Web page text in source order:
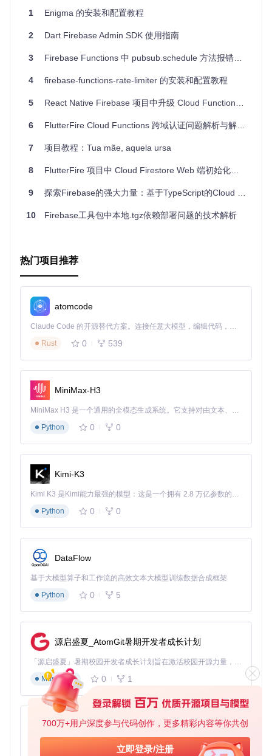
700万+用户深度参与代码创作，更多精彩内容等你共创
立即登录/注册
的变化，自动处理数据更新。
作出反应。
作。
：在用户注册、登录等认证事件
发生时执行代码。
Storage Triggers：文件上传到Firebase Storage时进行处
在不断增加新特性。
认证等多种触发器。
Dart到JavaScript的无缝转换
：借助Dart的编译能力和bui
工具，可以将Dart代码轻松转化为Node.js可执
便处理请求体。
的编程风格来开发Firebase Cloud Functions，那么
_functions_interop
就可以在Dart环境中构建、部署和测试你的Firebase云函数。
要了解更多关于此项目的信息，如详细的使用指南和示例，以
1 Enigma 的安装和配置教程
2 Dart Firebase Admin SDK 使用指南
3 Firebase Functions 中 pubsub.schedule 方法报错问题解析
4 firebase-functions-rate-limiter 的安装和配置教程
5 React Native Firebase 项目中升级 Cloud Functions v2 后的权限问题解析
6 FlutterFire Cloud Functions 跨域认证问题解析与解决方案
7 项目教程：Tua mãe, aquela ursa
8 FlutterFire 项目中 Cloud Firestore Web 端初始化问题解析
9 探索Firebase的强大力量：基于TypeScript的Cloud Functions与Firestore集成
10 Firebase工具包中本地.tgz依赖部署问题的技术解析
热门项目推荐
atomcode
Claude Code 的开源替代方案。连接任意大模型，编辑代码，运行命令，自动验证 — 全自动执行。用 Rust 构建，极致性能。 ｜ An open-source alternative to Claude Code. Connect any LLM, edit code, run commands, and verify changes — autonomously. Built in Rust for speed. Get Started
Rust
0 539
MiniMax-H3
MiniMax H3 是一个通用的全模态生成系统。它支持对由文本、图像、视频和音频组成的多模态上下文进行统一理解，并能生成分辨率高达 2K、时长可达 15 秒的带原生立体声音频的视频。得益于面向任务泛化的系统设计，H3 在预训练阶段就已具备广泛的多模态上下文理解与生成能力，能够出色地执行复杂的多模态指令。
Python
0 0
Kimi-K3
Kimi K3 是Kimi能力最强的模型：这是一个拥有 2.8 万亿参数的混合专家（MoE）模型，具备原生视觉理解能力，并支持 100 万 token 的上下文窗口。
Python
0 0
DataFlow
基于大模型算子和工作流的高效文本大模型训练数据合成框架
Python
0 5
源启盛夏_AtomGit暑期开发者成长计划
「源启盛夏」暑期校园开发者成长计划旨在激活校园开源力量，通过积分激励、认证扶持、资源倾斜等形式，引导高校组织和开发者完成「入驻 — 建项目 — 做贡献 — 获认证 — 得资源」的完整闭环。无论你是想带领社团入驻平台的组织者，还是希望用代码贡献证明自己的开发者，都能在这里找到属于你的成长路径。
Markdown
0 1
py-xiaozhi
基于Python的Xiaozhi AI，适用于想要完整Xiaozhi体验而无需拥有专用硬件的用户。